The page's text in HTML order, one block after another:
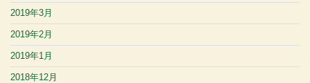
2019年3月
2019年2月
2019年1月
2018年12月